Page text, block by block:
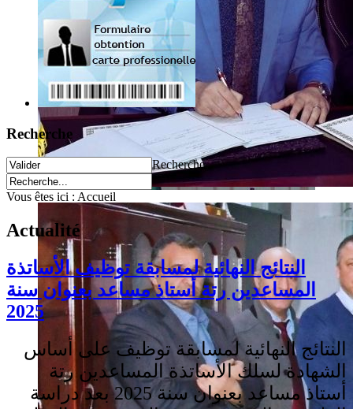
Recherche
Recherche
Vous êtes ici : Accueil
Actualité
النتائج النهائية لمسابقة توظيف الأساتذة
المساعدين رتة أستاذ مساعد بعنوان سنة
2025
النتائج النهائية لمسابقة توظيف على أساس
الشهادة لسلك الأساتذة المساعدين رتة
أستاذ مساعد بعنوان سنة 2025 بعد دراسة